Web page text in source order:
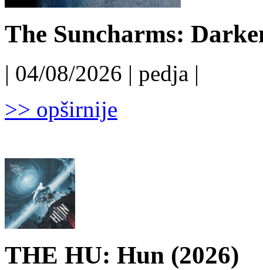
The Suncharms:
| 04/08/2026 | pedja |
>> opširnije
THE HU: Hun (2026)